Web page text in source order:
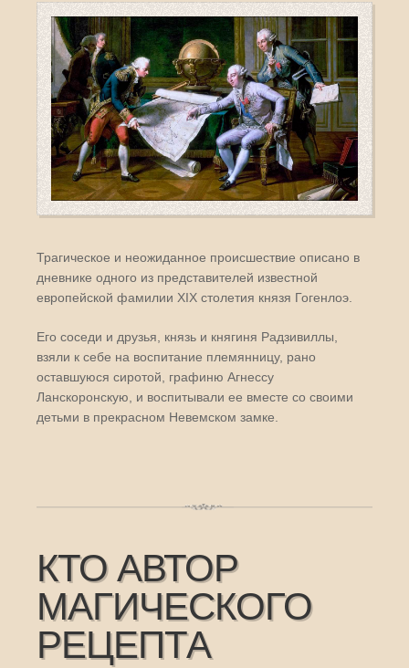
Трагическое и неожиданное происшествие описано в
дневнике одного из представителей известной
европейской фамилии XIX столетия князя Гогенлоэ.
Его соседи и друзья, князь и княгиня Радзивиллы,
взяли к себе на воспитание племянницу, рано
оставшуюся сиротой, графиню Агнессу
Ланскоронскую, и воспитывали ее вместе со своими
детьми в прекрасном Невемском замке.
КТО АВТОР
МАГИЧЕСКОГО
РЕЦЕПТА